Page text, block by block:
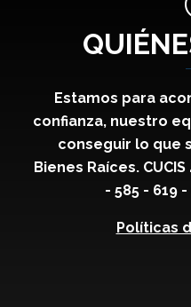
Estamos para
confianza, nuestro
conseguir lo que
Bienes Raíces.
- 585 - 619
Políticas